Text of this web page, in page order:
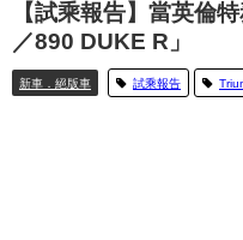
【試乘報告】當英倫
／890 DUKE R」
新車．絕版車 試乘報告